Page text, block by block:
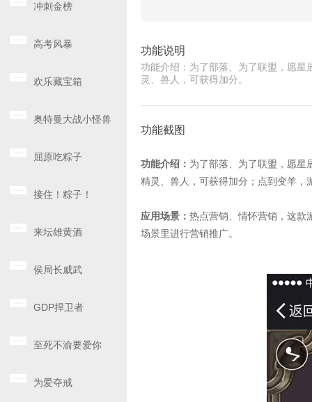
冲刺金榜
高考风暴
欢乐藏宝箱
奥特曼大战小怪兽
屈原吃粽子
接住！粽子！
来坛雄黄酒
侯局长威武
GDP捍卫者
至死不渝要爱你
为爱夺戒
功能说明
功能介绍：为了部落、为了联盟，愿
灵、兽人，可获得加分。
功能截图
功能介绍： 为了部落、为了联盟，愿星
精灵、兽人，可获得加分；点到变羊，
应用场景： 热点营销、情怀营销，这款
场景里进行营销推广。